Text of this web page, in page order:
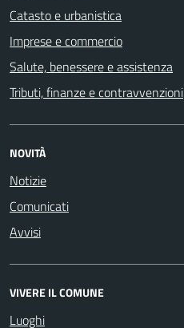
Catasto e urbanistica
Imprese e commercio
Salute, benessere e assistenza
Tributi, finanze e contravvenzioni
NOVITÀ
Notizie
Comunicati
Avvisi
VIVERE IL COMUNE
Luoghi